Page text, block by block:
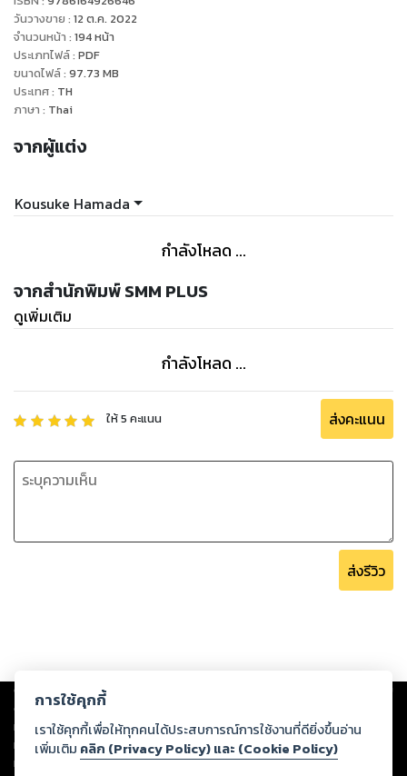
วันวางขาย : 12 ต.ค. 2022
จำนวนหน้า : 194หน้า
ประเภทไฟล์: PDF
ขนาดไฟล์: 97.73 MB
ประเทศ: TH
ภาษา : Thai
จากผู้แต่ง
Kousuke Hamada
กำลังโหลด ...
จากสำนักพิมพ์ SMM PLUS
ดูเพิ่มเติม
กำลังโหลด ...
ให้5 คะแนน ส่งคะแนน
ส่งรีวิว
Copyright © 2026
ต่อผลงานหรือเนื้อหาใดที่อัปโหลดผ่านเว็บไซต์และปรากฏว่าละเมิดสิทธิใน
ทรัพย์สินทางปัญญาของบุคคลอื่นหรือขัดต่อกฎหมายและศีลธรรม ดังนั้น ผู้อ่าน
ทุกท่านโปรดใช้วิจารณญาณในการกลั่นกรองด้วยตนเอง และหากท่านพบว่าส่วน
หนึ่งส่วนใดขัดต่อกฎหมายและศีลธรรม กรุณาแจ้งมายังบริษัท เพื่อทีมงานจะได้
การใช้คุกกี้
เราใช้คุกกี้เพื่อให้ทุกคนได้ประสบการณ์การใช้งานที่ดียิ่งขึ้นอ่าน
เพิ่มเติม คลิก (Privacy Policy) และ (Cookie Policy)